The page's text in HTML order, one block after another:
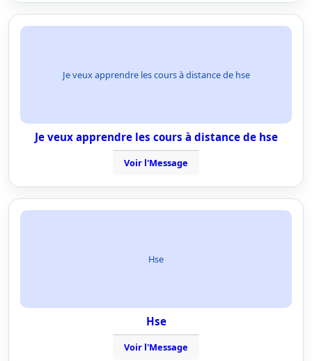
Je veux apprendre les cours à distance de hse
Je veux apprendre les cours à distance de hse
Voir l'Message
Hse
Hse
Voir l'Message